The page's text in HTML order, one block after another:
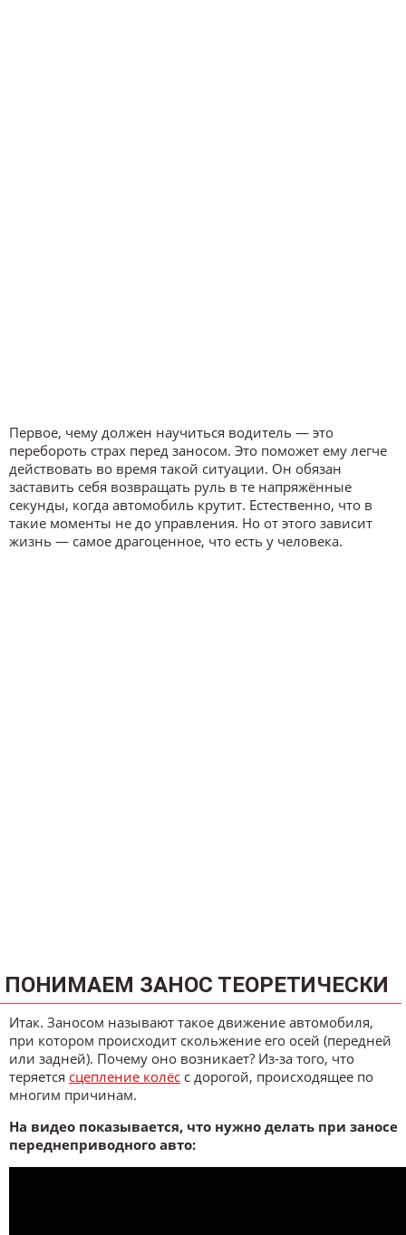
Первое, чему должен научиться водитель — это
перебороть страх перед заносом. Это поможет ему легче
действовать во время такой ситуации. Он обязан
заставить себя возвращать руль в те напряжённые
секунды, когда автомобиль крутит. Естественно, что в
такие моменты не до управления. Но от этого зависит
жизнь — самое драгоценное, что есть у человека.
ПОНИМАЕМ ЗАНОС ТЕОРЕТИЧЕСКИ
Итак. Заносом называют такое движение автомобиля,
при котором происходит скольжение его осей (передней
или задней). Почему оно возникает? Из-за того, что
теряется сцепление колёс с дорогой, происходящее по
многим причинам.
На видео показывается, что нужно делать при заносе
переднеприводного авто: